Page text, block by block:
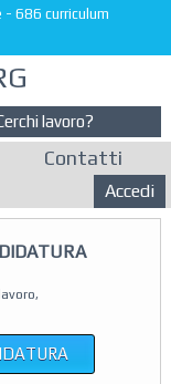
- 686 curriculum
lavoro?
Contatti
Accedi